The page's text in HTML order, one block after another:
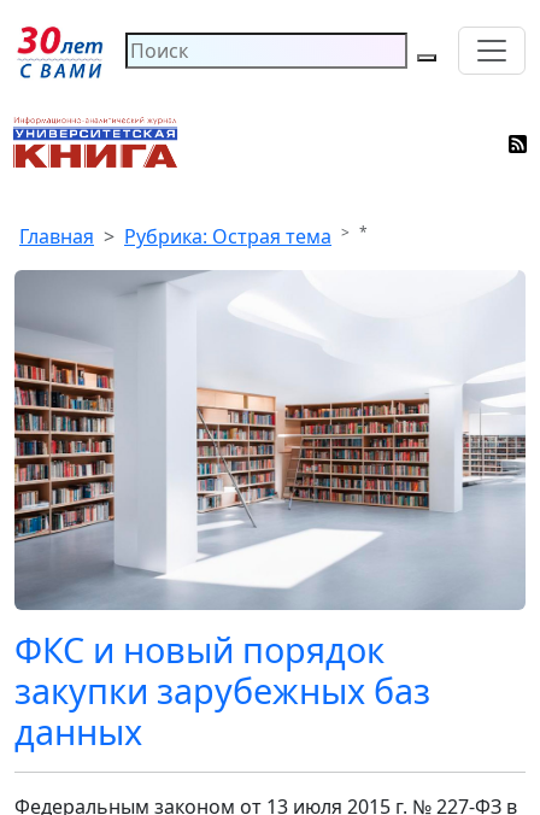
Главная Рубрика: Острая тема *
ФКС и новый порядок
закупки зарубежных баз
данных
Федеральным законом от 13 июля 2015 г. № 227-ФЗ в